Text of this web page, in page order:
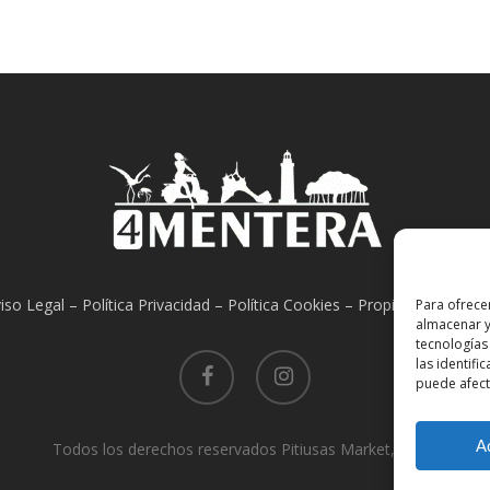
Para
almacenar
las
puede
Legal – Política Privacidad – Política Cookies – Propiedad
facebook instagram
Todos los derechos reservados Pitiusas Market, S.L.U.